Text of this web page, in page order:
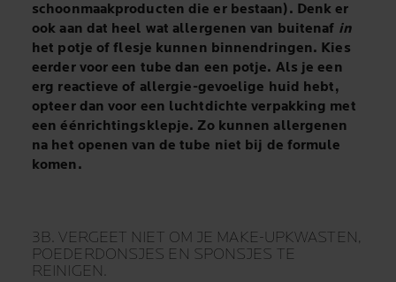
schoonmaakproducten die er bestaan). Denk er
ook aan dat heel wat allergenen van buitenaf in
het potje of flesje kunnen binnendringen. Kies
eerder voor een tube dan een potje. Als je een
erg reactieve of allergie-gevoelige huid hebt,
opteer dan voor een luchtdichte verpakking met
een éénrichtingsklepje. Zo kunnen allergenen
na het openen van de tube niet bij de formule
komen.
3B. VERGEET NIET OM JE MAKE-UPKWASTEN,
POEDERDONSJES EN SPONSJES TE
REINIGEN.